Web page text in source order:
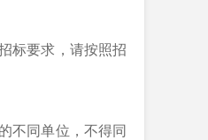
标要求，请按照招
不同单位，不得同